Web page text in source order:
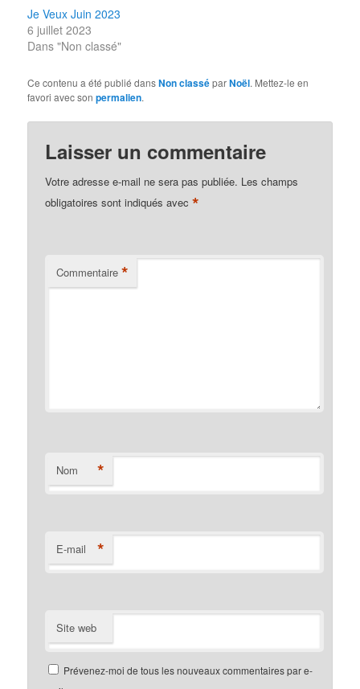
Je Veux Juin 2023
6 juillet 2023
Dans "Non classé"
Ce contenu a été publié dansNon classéparNoël. Mettez-le en
favori avec sonpermalien.
Laisser un commentaire
Votre adresse e-mail ne sera pas publiée. Les champs
obligatoires sont indiqués avec*
Commentaire *
Nom *
E-mail *
Site web
Prévenez-moi de tous les nouveaux commentaires par e-